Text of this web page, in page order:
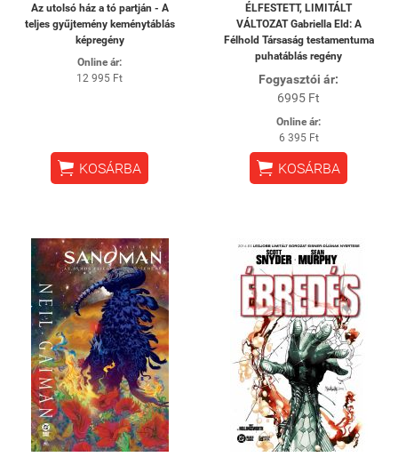
Az utolsó ház a tó partján - A
teljes gyűjtemény keménytáblás
képregény
Online ár:
12 995 Ft
 KOSÁRBA
ÉLFESTETT, LIMITÁLT
VÁLTOZAT Gabriella Eld: A
Félhold Társaság testamentuma
puhatáblás regény
Fogyasztói ár:
6995 Ft
Online ár:
6 395 Ft
 KOSÁRBA